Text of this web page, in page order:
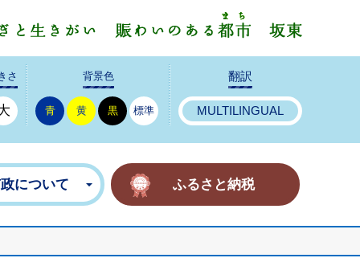
さ 背景色
青 黄 黒 標準
翻訳
MULTILINGUAL
について ふるさと納税